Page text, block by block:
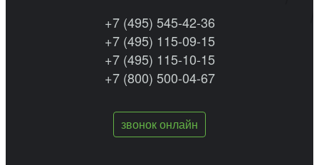
+7 (495) 545-42-36
+7 (495) 115-09-15
+7 (495) 115-10-15
+7 (800) 500-04-67
звонок онлайн